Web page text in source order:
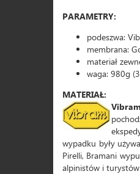
PARAMETRY:
podeszwa:
membrana:
materiał
waga: 980g
MATERIAŁ:
Vibram
wypadku były
Pirelli, Bramani
alpinistów i turystów